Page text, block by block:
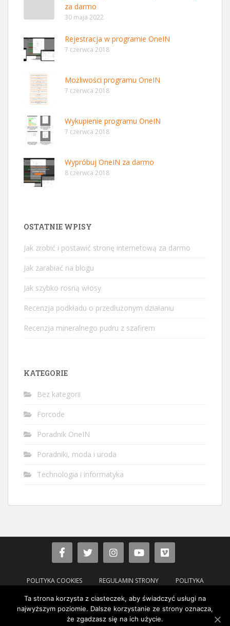
za darmo
30 maja 2022
Rejestracja w programie OneIN
7 czerwca 2018
Możliwości programu OneIN
7 czerwca 2018
Wykupienie programu OneIN
7 czerwca 2018
Wypróbuj OneIN za darmo
8 czerwca 2018
OSTATNIE WPISY
Jak zrobić i postawić stronę internetową za darmo
Jak zarabiać na blogu
Jak szybko rosną włosy
Recenzja podkładu o przedłużonym działaniu
Recenzja mineralnego pudru z szafirem
KATEGORIE
Bez kategorii
Forcode
Poradnik OneIN
Poradniki, moda i uroda
Technologia i informatyka
POLITYKA COOKIES REGULAMIN STRONY POLITYKA
Copyright © Forcode 2017- 2022 Większość treści, materiałów oraz
elementów graficznych umieszczonych w tym serwisie są własnością firmy
Forcode. Kopiowanie zawartości serwisu lub jej części bez pisemnej
Ta strona korzysta z ciasteczek, aby świadczyć usługi na
najwyższym poziomie. Dalsze korzystanie ze strony oznacza,
że zgadzasz się na ich użycie.